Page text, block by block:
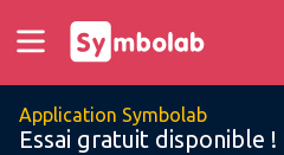
Application Symbolab
Essai gratuit disponible !